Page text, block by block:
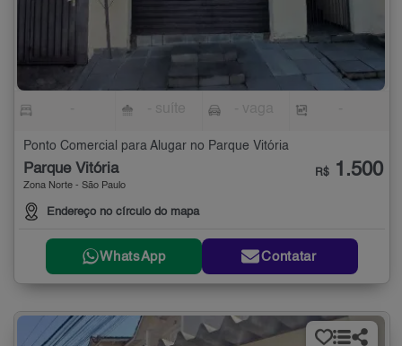
Ponto Comercial para Alugar no Parque Vitória
Parque Vitória
Zona Norte - São Paulo
Endereço no círculo do mapa
R$ 1.500
WhatsApp Contatar